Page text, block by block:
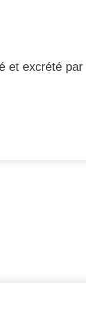
et excrété par